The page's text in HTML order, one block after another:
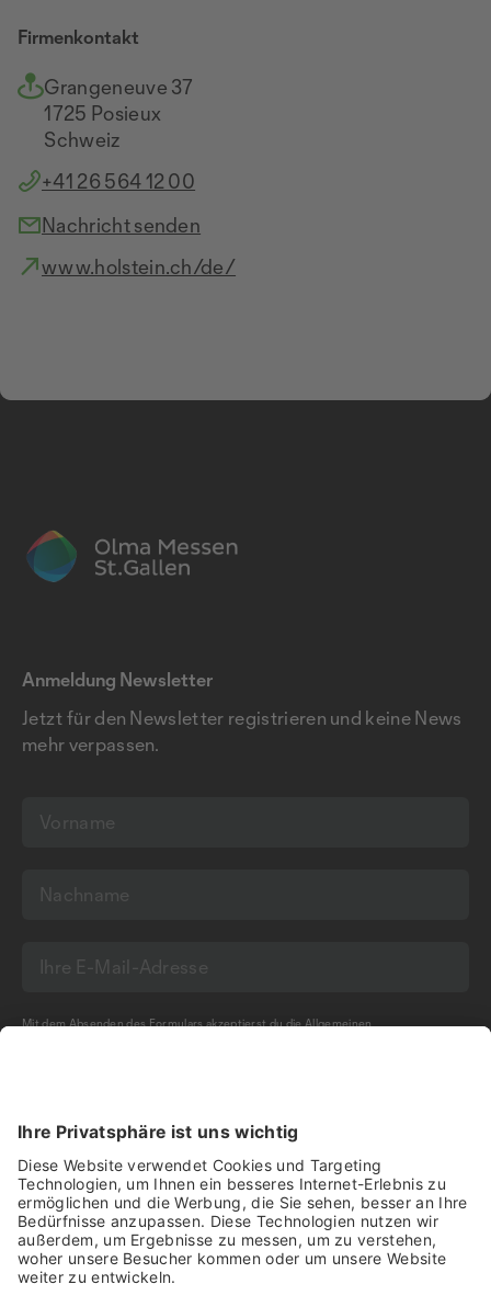
Firmenkontakt
Grangeneuve 37
1725 Posieux
Schweiz
+41 26 564 12 00
Nachricht senden
www.holstein.ch/de/
Anmeldung Newsletter
Jetzt für den Newsletter registrieren und keine News
mehr verpassen.
Mit dem Absenden des Formulars akzeptierst du dieAllgemeinen